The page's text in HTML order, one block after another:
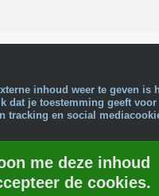
inhoud weer te geven is
dat je toestemming geeft voor
tracking en social
me deze inhoud
de cookies.